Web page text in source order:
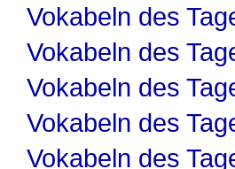
Vokabeln des
Vokabeln des
Vokabeln des
Vokabeln des
Vokabeln des